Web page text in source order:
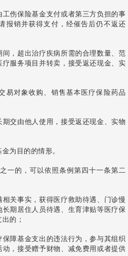
工伤保险基金支付或者第三方负担的事
报销并获得支付，经催告后仍不返还
间，超出治疗疾病所需的合理数量、范
服务项目并转卖，接受返还现金、实
易对象收购、销售基本医疗保险药品
期交由他人使用，接受返还现金、实物
为目的的情形。
一的，可以依照条例第四十一条第二
相关事实，获得医疗救助待遇、门诊慢
期居住人员待遇、生育津贴等医疗保
的；
保障基金支出的违法行为，参与其组织
，接受赠予财物、减免费用或者提供